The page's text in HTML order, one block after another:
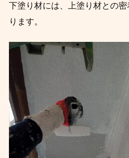
下塗り材には、上塗り材との
ります。